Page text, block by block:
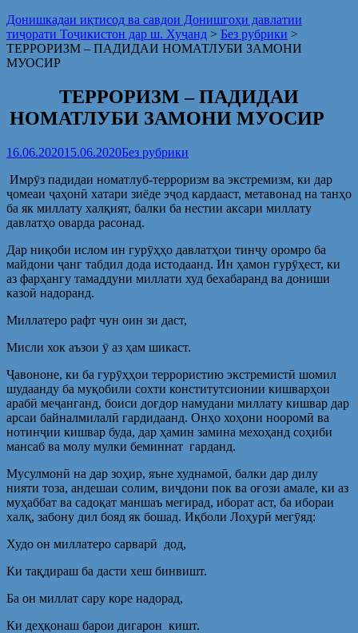
Донишкадаи иқтисод ва савдои Донишгоҳи давлатии
тиҷорати Тоҷикистон дар ш. Хуҷанд > Без рубрики >
ТЕРРОРИЗМ – ПАДИДАИ НОМАТЛУБИ ЗАМОНИ
МУОСИР
ТЕРРОРИЗМ – ПАДИДАИ
НОМАТЛУБИ ЗАМОНИ МУОСИР
16.06.202015.06.2020Без рубрики
Имрӯз падидаи номатлуб-терроризм ва экстремизм, ки дар
ҷомеаи ҷаҳонӣ хатари зиёде эҷод кардааст, метавонад на танҳо
ба як миллату халқият, балки ба нестии аксари миллату
давлатҳо оварда расонад.
Дар ниқоби ислом ин гурӯҳҳо давлатҳои тинҷу оромро ба
майдони ҷанг табдил дода истодаанд. Ин ҳамон гурӯҳест, ки
аз фарҳангу тамаддуни миллати худ бехабаранд ва дониши
казоӣ надоранд.
Миллатеро рафт чун оин зи даст,
Мисли хок аъзои ӯ аз ҳам шикаст.
Ҷавононе, ки ба гурӯҳҳои террористию экстремистӣ шомил
шудаанду ба муқобили сохти конститутсионии кишварҳои
арабӣ меҷанганд, боиси доғдор намудани миллату кишвар дар
арсаи байналмилалӣ гардидаанд. Онҳо хоҳони нооромӣ ва
нотинҷии кишвар буда, дар ҳамин замина мехоҳанд соҳиби
мансаб ва молу мулки беминнат гарданд.
Мусулмонӣ на дар зоҳир, яъне худнамоӣ, балки дар дилу
нияти тоза, андешаи солим, виҷдони пок ва оғози амале, ки аз
муҳаббат ва садоқат маншаъ мегирад, иборат аст, ба ибораи
халқ, забону дил бояд як бошад. Иқболи Лоҳурӣ мегӯяд:
Худо он миллатеро сарварӣ дод,
Ки тақдираш ба дасти хеш бинвишт.
Ба он миллат сару коре надорад,
Ки деҳқонаш барои дигарон кишт.